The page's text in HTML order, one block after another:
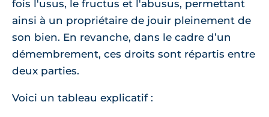
fois l'usus, le fructus et l'abusus, permettant
ainsi à un propriétaire de jouir pleinement de
son bien. En revanche, dans le cadre d’un
démembrement, ces droits sont répartis entre
deux parties.
Voici un tableau explicatif :